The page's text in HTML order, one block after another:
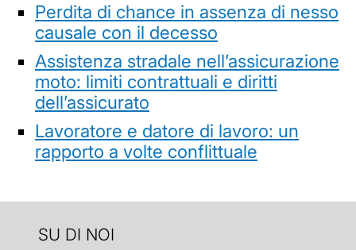
Perdita di chance in assenza di nesso
causale con il decesso
Assistenza stradale nell’assicurazione
moto: limiti contrattuali e diritti
dell’assicurato
Lavoratore e datore di lavoro: un
rapporto a volte conflittuale
SU DI NOI